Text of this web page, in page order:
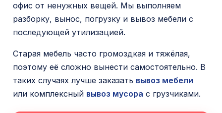
офис от ненужных вещей. Мы выполняем
разборку, вынос, погрузку и вывоз мебели с
последующей утилизацией.
Старая мебель часто громоздкая и тяжёлая,
поэтому её сложно вынести самостоятельно. В
таких случаях лучше заказать вывоз мебели
или комплексный вывоз мусора с грузчиками.